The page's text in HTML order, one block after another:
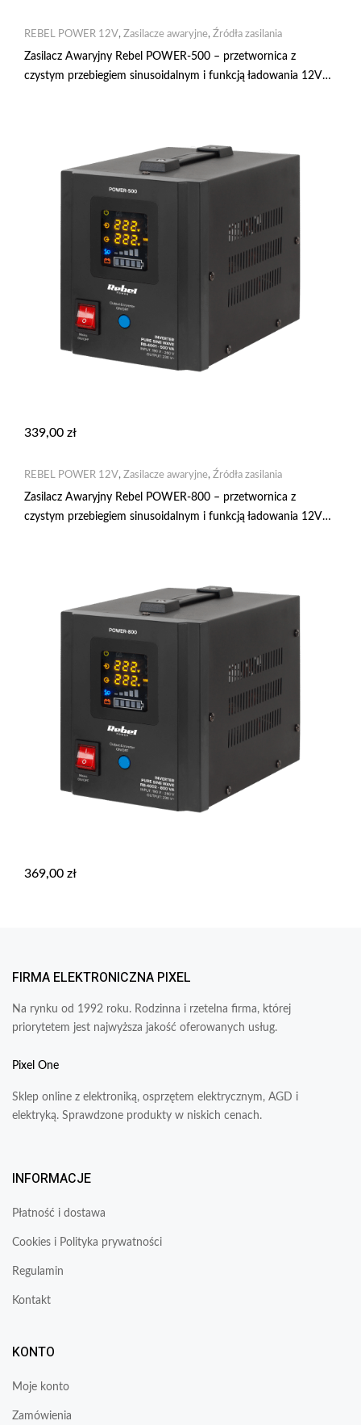
REBEL POWER 12V, Zasilacze awaryjne, Źródła zasilania
Zasilacz Awaryjny Rebel POWER-500 – przetwornica z
czystym przebiegiem sinusoidalnym i funkcją ładowania 12V
339,00 zł
REBEL POWER 12V, Zasilacze awaryjne, Źródła zasilania
Zasilacz Awaryjny Rebel POWER-800 – przetwornica z
czystym przebiegiem sinusoidalnym i funkcją ładowania 12V
369,00 zł
FIRMA ELEKTRONICZNA PIXEL
Na rynku od 1992 roku. Rodzinna i rzetelna firma, której
priorytetem jest najwyższa jakość oferowanych usług.
Pixel One
Sklep online z elektroniką, osprzętem elektrycznym, AGD i
elektryką. Sprawdzone produkty w niskich cenach.
INFORMACJE
Płatność i dostawa
Cookies i Polityka prywatności
Regulamin
Kontakt
KONTO
Moje konto
Zamówienia